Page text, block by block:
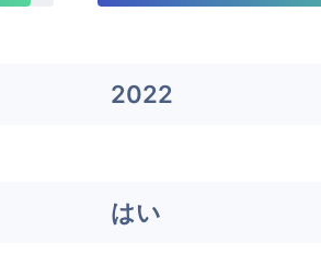
2022
はい